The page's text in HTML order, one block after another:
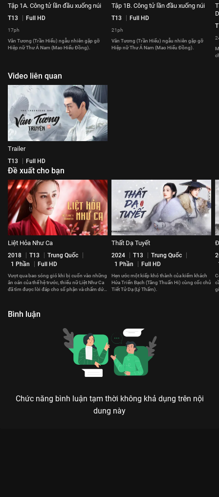
Tập 1A. Công tử lần đầu xuống núi
T13 Full HD
17ph
Vân Tương (Trần Hiểu) ngẫu nhiên gặp gỡ
Hiệp nữ Thư Á Nam (Mao Hiểu Đồng).
Tập 1B. Công tử lần đầu xuống núi
T13 Full HD
21ph
Vân Tương (Trần Hiểu) ngẫu nhiên gặp gỡ
Hiệp nữ Thư Á Nam (Mao Hiểu Đồng).
Video liên quan
Trailer
T13 Full HD
Đề xuất cho bạn
Liệt Hỏa Như Ca
2018 T13
Trung Quốc
1 Phần
Full HD
Vượt qua bao sóng gió khi bị cuốn vào những
ân oán của thế hệ trước, thiếu nữ Liệt Như Ca
đã tìm được lời đáp cho số phận và chấm dứt
Thất Dạ Tuyết
2024 T13
Trung Quốc
1 Phần
Full HD
Hẹn ước một kiếp khó thành của kiếm khách
Hứa Triển Bạch (Tăng Thuấn Hi) cùng cốc chủ
Tiết Tử Dạ (Lý Thấm).
Bình luận
Chức năng bình luận tạm thời không khả dụng trên nội
dung này